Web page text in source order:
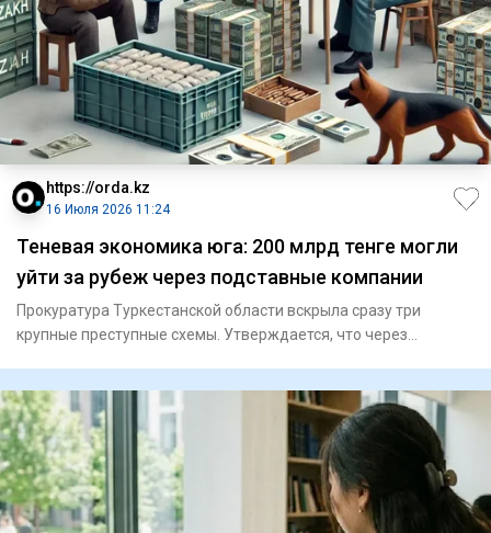
https://orda.kz
16 Июля 2026 11:24
Теневая экономика юга: 200 млрд тенге могли
уйти за рубеж через подставные компании
Прокуратура Туркестанской области вскрыла сразу три
крупные преступные схемы. Утверждается, что через